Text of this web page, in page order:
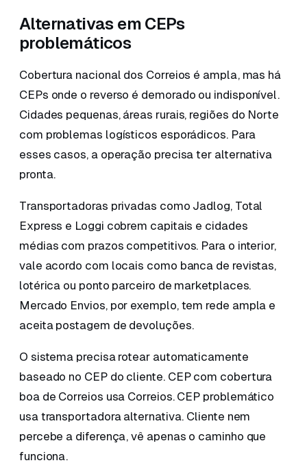
Alternativas em CEPs
problemáticos
Cobertura nacional dos Correios é ampla, mas há
CEPs onde o reverso é demorado ou indisponível.
Cidades pequenas, áreas rurais, regiões do Norte
com problemas logísticos esporádicos. Para
esses casos, a operação precisa ter alternativa
pronta.
Transportadoras privadas como Jadlog, Total
Express e Loggi cobrem capitais e cidades
médias com prazos competitivos. Para o interior,
vale acordo com locais como banca de revistas,
lotérica ou ponto parceiro de marketplaces.
Mercado Envios, por exemplo, tem rede ampla e
aceita postagem de devoluções.
O sistema precisa rotear automaticamente
baseado no CEP do cliente. CEP com cobertura
boa de Correios usa Correios. CEP problemático
usa transportadora alternativa. Cliente nem
percebe a diferença, vê apenas o caminho que
funciona.